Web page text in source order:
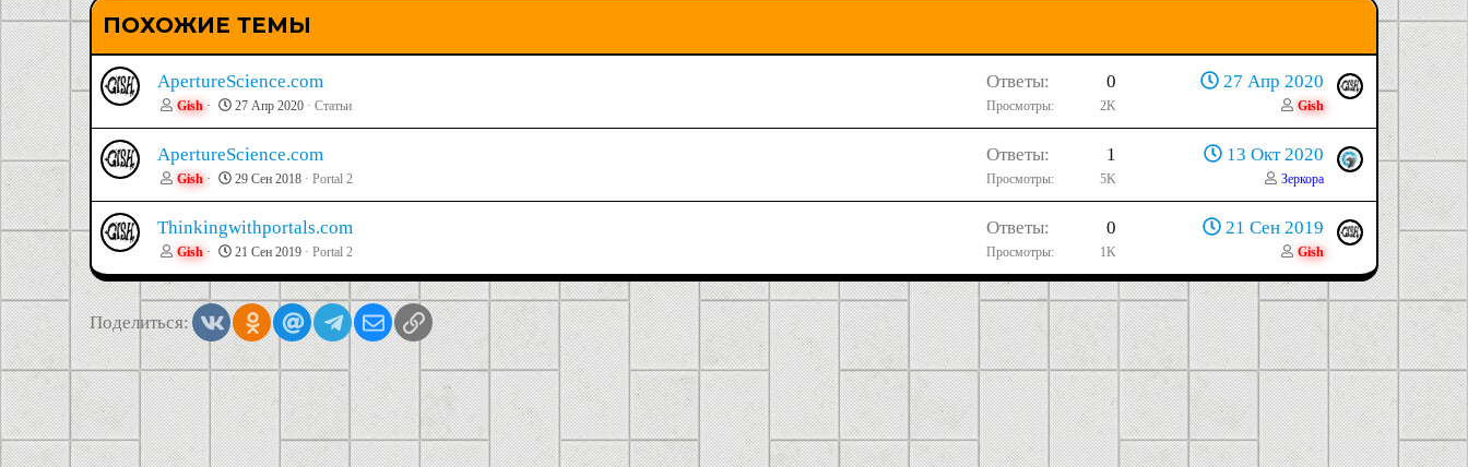
ПОХОЖИЕ ТЕМЫ
ApertureScience.com
Gish 27 Апр 2020 Статьи
Ответы 0
Просмотры 2K
27 Апр 2020
Gish
ApertureScience.com
Gish 29 Сен 2018 Portal 2
Ответы 1
Просмотры 5K
13 Окт 2020
Зеркора
Thinkingwithportals.com
Gish 21 Сен 2019 Portal 2
Ответы 0
Просмотры 1K
21 Сен 2019
Gish
Поделиться: VkontakteOdnoklassniki
Mail.ruTelegramЭлектронная почта
Ссылка